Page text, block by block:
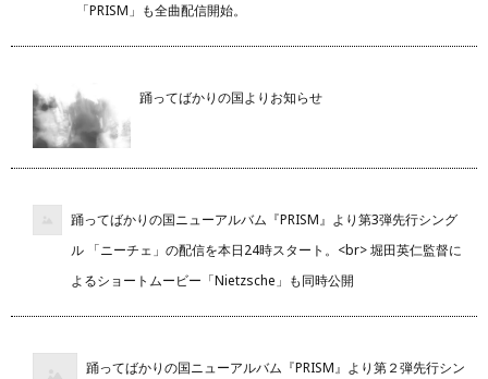
「PRISM」も全曲配信開始。
踊ってばかりの国よりお知らせ
踊ってばかりの国ニューアルバム『PRISM』より第3弾先行シング
ル 「ニーチェ」の配信を本日24時スタート。<br> 堀田英仁監督に
よるショートムービー「Nietzsche」も同時公開
踊ってばかりの国ニューアルバム『PRISM』より第２弾先行シン